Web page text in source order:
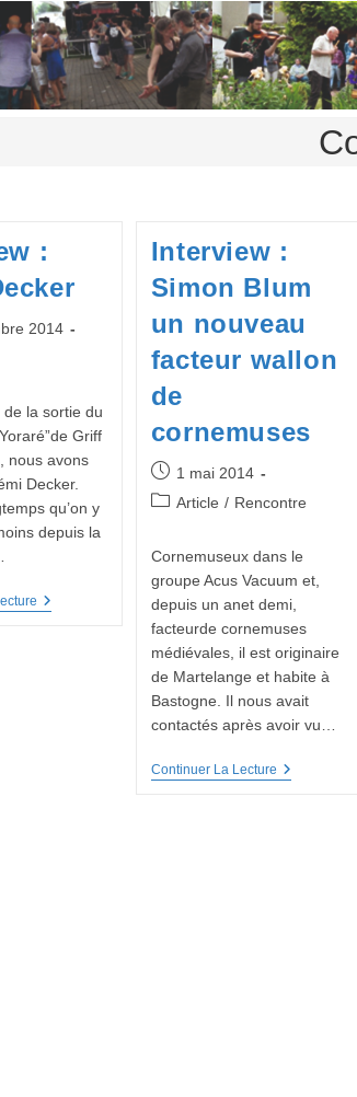
:
2014
de la sortie du
Griff
nous avons
Decker.
qu’on y
depuis la
Interview
Interview :
Simon Blum
un nouveau
facteur wallon
de
cornemuses
Publication
publiée :
1 mai 2014
PostArticle / Rencontre
Cornemuseux dans le
groupe Acus Vacuum et,
depuis un anet demi,
facteurde cornemuses
médiévales, il est originaire
de Martelange et habite à
Bastogne. Il nous avait
contactés après avoir vu…
Continuer La LectureInterview